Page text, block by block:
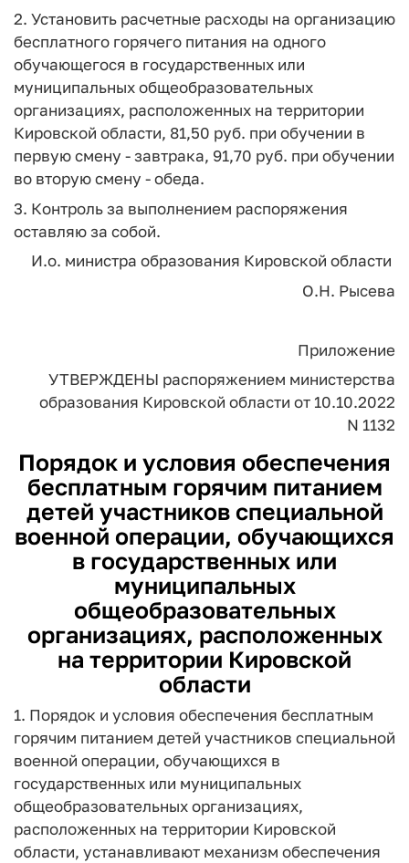
2. Установить расчетные расходы на организацию
бесплатного горячего питания на одного
обучающегося в государственных или
муниципальных общеобразовательных
организациях, расположенных на территории
Кировской области, 81,50 руб. при обучении в
первую смену - завтрака, 91,70 руб. при обучении
во вторую смену - обеда.
3. Контроль за выполнением распоряжения
оставляю за собой.
И.о. министра образования Кировской области
О.Н. Рысева
Приложение
УТВЕРЖДЕНЫ распоряжением министерства
образования Кировской области от 10.10.2022
N 1132
Порядок и условия обеспечения
бесплатным горячим питанием
детей участников специальной
военной операции, обучающихся
в государственных или
муниципальных
общеобразовательных
организациях, расположенных
на территории Кировской
области
1. Порядок и условия обеспечения бесплатным
горячим питанием детей участников специальной
военной операции, обучающихся в
государственных или муниципальных
общеобразовательных организациях,
расположенных на территории Кировской
области, устанавливают механизм обеспечения